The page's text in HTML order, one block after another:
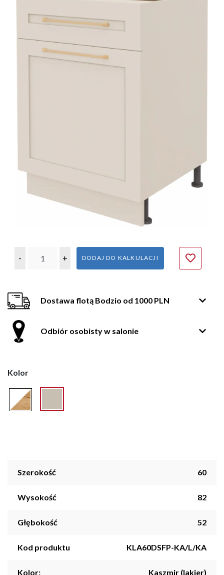
- + DODAJ DO KALKULACJI
Dostawa flotą Bodzio od 1000 PLN
Odbiór osobisty w salonie
Kolor
Szerokość 60
Wysokość 82
Głębokość 52
Kod produktu KLA60DSFP-KA/L/KA
Kolor: Kaszmir (lakier)